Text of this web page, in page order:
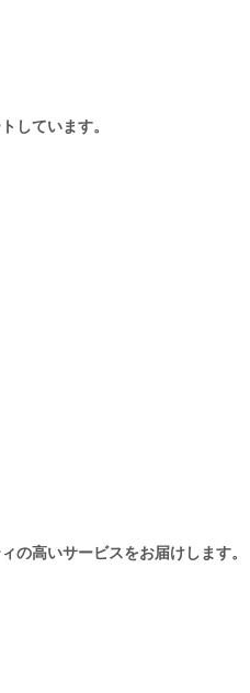
しています。
の高いサービスをお届けします。